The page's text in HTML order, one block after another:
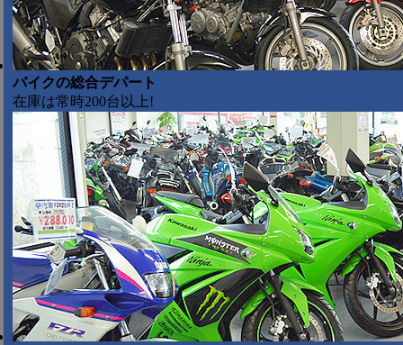
バイクの総合デパート
在庫は常時200台以上!